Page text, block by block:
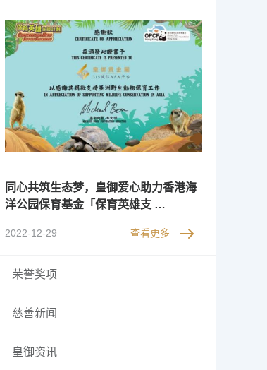
同心共筑生态梦，皇御爱心助力香港海
洋公园保育基金「保育英雄支 …
2022-12-29 查看更多
荣誉奖项
慈善新闻
皇御资讯